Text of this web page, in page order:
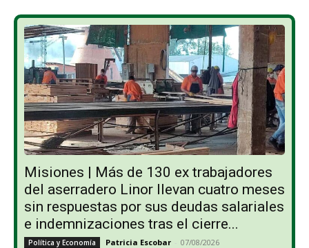
Misiones | Más de 130 ex trabajadores
del aserradero Linor llevan cuatro meses
sin respuestas por sus deudas salariales
e indemnizaciones tras el cierre...
Política y Economía Patricia Escobar - 07/08/2026